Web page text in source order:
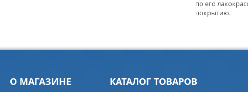
по его
покрытию.
О МАГАЗИНЕ КАТАЛОГ ТОВАРОВ